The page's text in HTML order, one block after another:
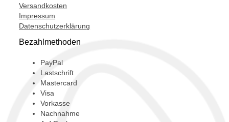
VJ36,
Versandkosten
Impressum
Datenschutzerklärung
Bezahlmethoden
PayPal
Lastschrift
Mastercard
Visa
Vorkasse
Nachnahme